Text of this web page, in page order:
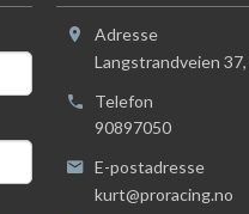
Adresse
Langstrandveien 37,
Telefon
90897050
E-postadresse
kurt@proracing.no